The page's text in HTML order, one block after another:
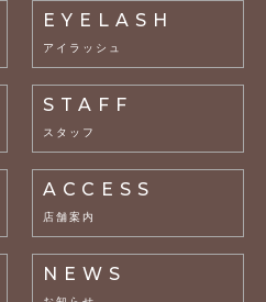
EYELASH
アイラッシュ
STAFF
スタッフ
ACCESS
店舗案内
NEWS